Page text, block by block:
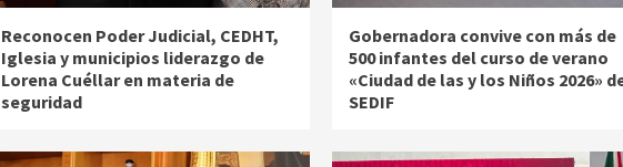
Reconocen Poder Judicial, CEDHT,
Iglesia y municipios liderazgo de
Lorena Cuéllar en materia de
seguridad
Gobernadora convive con más de
500 infantes del curso de verano
«Ciudad de las y los Niños 2026»
SEDIF